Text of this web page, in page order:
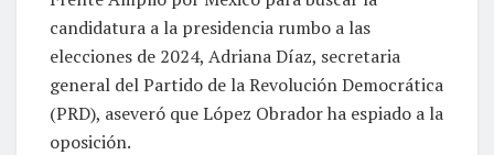
candidatura a la presidencia rumbo a las
elecciones de 2024, Adriana Díaz, secretaria
general del Partido de la Revolución Democrática
(PRD), aseveró que López Obrador ha espiado a la
oposición.